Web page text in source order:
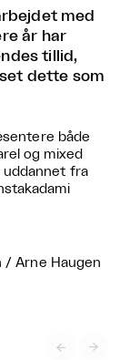
med
år har
tillid,
dette som
både
og mixed
uddannet fra
/ Arne Haugen
 